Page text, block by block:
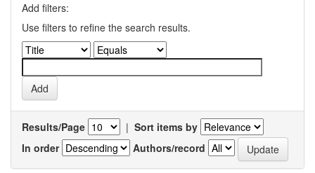
Add filters:
Use filters to refine the search results.
Results/Page | Sort items by
In order
Authors/record